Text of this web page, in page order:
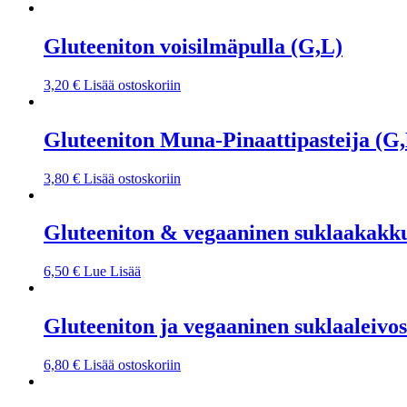
Gluteeniton voisilmäpulla (G,L)
3,20 € Lisää ostoskoriin
Gluteeniton Muna-Pinaattipasteija
3,80 € Lisää ostoskoriin
Gluteeniton & vegaaninen
6,50 € Lue Lisää
Gluteeniton ja vegaaninen
6,80 € Lisää ostoskoriin